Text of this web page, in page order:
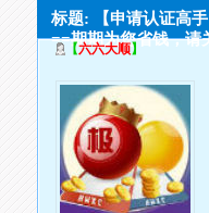
标题: 【申请认证高
==期期为您省钱，请
【六六大顺】